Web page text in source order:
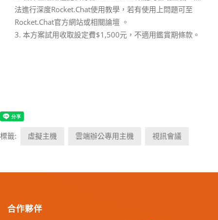
法進行深度Rocket.Chat使用教學，若有使用上問題可至
Rocket.Chat官方網站或相關論壇 。
3. 本方案試用收取設定費$1,500元，不適用鑑賞期條款。
標籤: 虛擬主機 雲端辦公專用主機 視訊會議
合作夥伴